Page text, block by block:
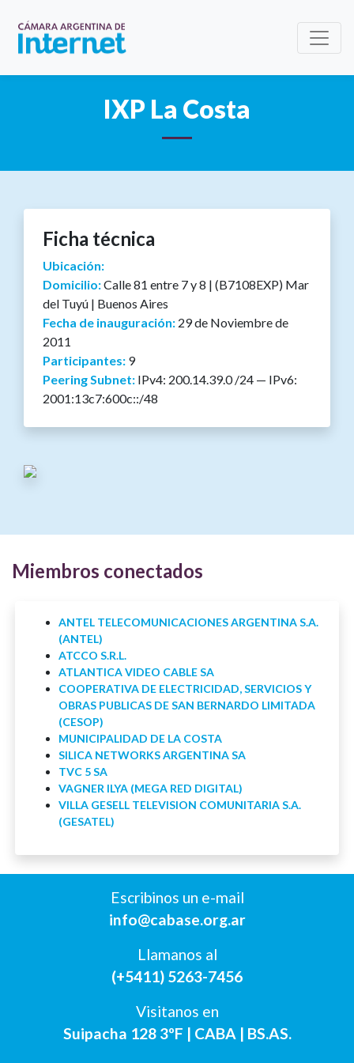
IXP La Costa
Ficha técnica
Ubicación:
Domicilio:Calle 81 entre 7 y 8 | (B7108EXP) Mar
del Tuyú | Buenos Aires
Fecha de inauguración: 29 de Noviembre de
2011
Participantes: 9
Peering Subnet: IPv4: 200.14.39.0 /24 — IPv6:
2001:13c7:600c::/48
Miembros conectados
ANTEL TELECOMUNICACIONES ARGENTINA S.A.
(ANTEL)
ATCCO S.R.L.
ATLANTICA VIDEO CABLE SA
COOPERATIVA DE ELECTRICIDAD, SERVICIOS Y
OBRAS PUBLICAS DE SAN BERNARDO LIMITADA
(CESOP)
MUNICIPALIDAD DE LA COSTA
SILICA NETWORKS ARGENTINA SA
TVC 5 SA
VAGNER ILYA (MEGA RED DIGITAL)
VILLA GESELL TELEVISION COMUNITARIA S.A.
(GESATEL)
Escribinos un e-mail
info@cabase.org.ar
Llamanos al
(+5411) 5263-7456
Visitanos en
Suipacha 128 3ºF | CABA | BS.AS.